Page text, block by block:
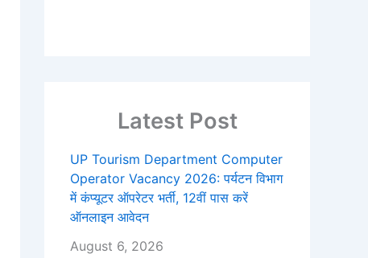
Latest Post
UP Tourism Department Computer
Operator Vacancy 2026: पर्यटन विभाग
में कंप्यूटर ऑपरेटर भर्ती, 12वीं पास करें
ऑनलाइन आवेदन
August 6, 2026